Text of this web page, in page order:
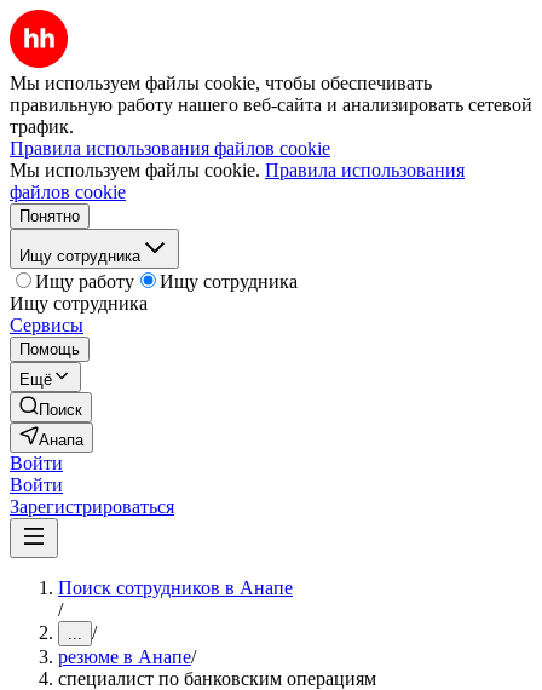
Мы используем файлы cookie, чтобы обеспечивать
правильную работу нашего веб-сайта и анализировать сетевой
трафик.
Правила использования файлов cookie
Мы используем файлы cookie. Правила использования
файлов cookie
Понятно
Ищу сотрудника
Ищу работу
Ищу сотрудника
Ищу сотрудника
Сервисы
Помощь
Ещё
Поиск
Анапа
Войти
Войти
Зарегистрироваться
Поиск сотрудников в Анапе
/
... /
резюме в Анапе/
специалист по банковским операциям